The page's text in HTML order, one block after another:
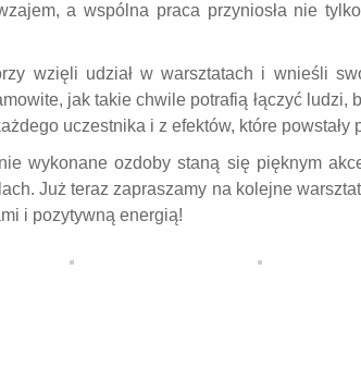
a wspólna praca przyniosła nie
wzięli udział w warsztatach i wnieśli
jak takie chwile potrafią łączyć
uczestnika i z efektów, które
wykonane ozdoby staną się pięknym
Już teraz zapraszamy na kolejne
i pozytywną energią!